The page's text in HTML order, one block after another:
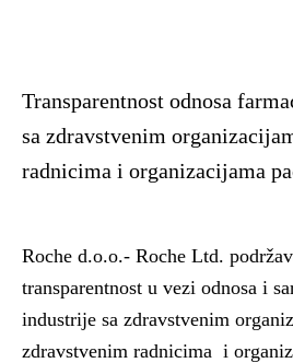
Transparentnost odnosa
sa zdravstvenim
radnicima i organizacijama
Roche d.o.o.- Roche Ltd.
transparentnost u vezi odnosa i
industrije sa zdravstvenim
zdravstvenim radnicima i